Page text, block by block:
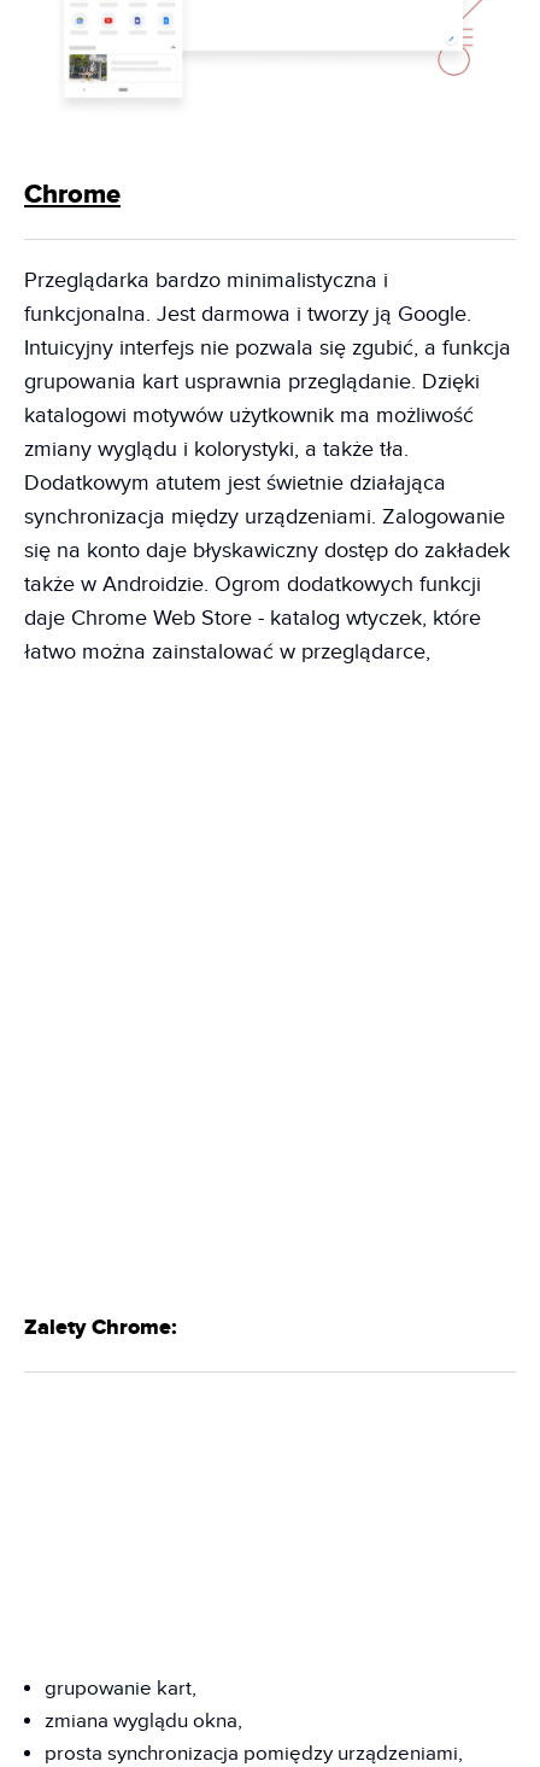
Chrome
Przeglądarka bardzo minimalistyczna i
funkcjonalna. Jest darmowa i tworzy ją Google.
Intuicyjny interfejs nie pozwala się zgubić, a funkcja
grupowania kart usprawnia przeglądanie. Dzięki
katalogowi motywów użytkownik ma możliwość
zmiany wyglądu i kolorystyki, a także tła.
Dodatkowym atutem jest świetnie działająca
synchronizacja między urządzeniami. Zalogowanie
się na konto daje błyskawiczny dostęp do zakładek
także w Androidzie. Ogrom dodatkowych funkcji
daje Chrome Web Store - katalog wtyczek, które
łatwo można zainstalować w przeglądarce,
Zalety Chrome:
grupowanie kart,
zmiana wyglądu okna,
prosta synchronizacja pomiędzy urządzeniami,